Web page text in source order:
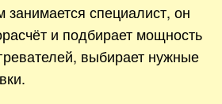
занимается специалист, он
и подбирает мощность
выбирает нужные